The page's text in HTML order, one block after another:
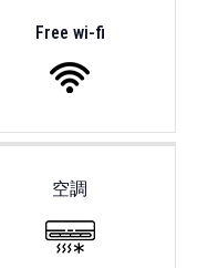
Free wi-fi
空調